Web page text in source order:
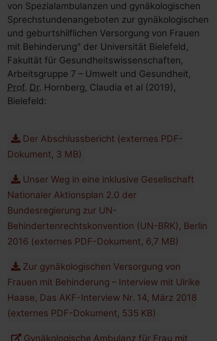
von Spezialambulanzen und gynäkologischen
Sprechstundenangeboten zur gynäkologischen
und geburtshilflichen Versorgung von Frauen
mit Behinderung" der Universität Bielefeld,
Fakultät für Gesundheitswissenschaften,
Arbeitsgruppe 7 – Umwelt und Gesundheit,
Prof. Dr. Hornberg, Claudia et al (2019),
Bielefeld:
Der Abschlussbericht (externes PDF-
Dokument, 3 MB)
Unser Weg in eine inklusive Gesellschaft
Nationaler Aktionsplan 2.0 der
Bundesregierung zur UN-
Behindertenrechtskonvention (UN-BRK), Berlin
2016 (externes PDF-Dokument, 6,7 MB)
Zur gynäkologischen Versorgung von
Frauen mit Behinderung – Interview mit Ulrike
Haase, Das AKF-Interview Nr. 14, März 2018
(externes PDF-Dokument, 535 KB)
Gynäkologische Ambulanz für Frau mit